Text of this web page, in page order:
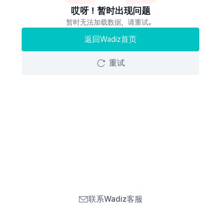
哎呀！暂时出现问题
暂时无法加载数据，请重试。
返回Wadiz首页
重试
联系Wadiz客服